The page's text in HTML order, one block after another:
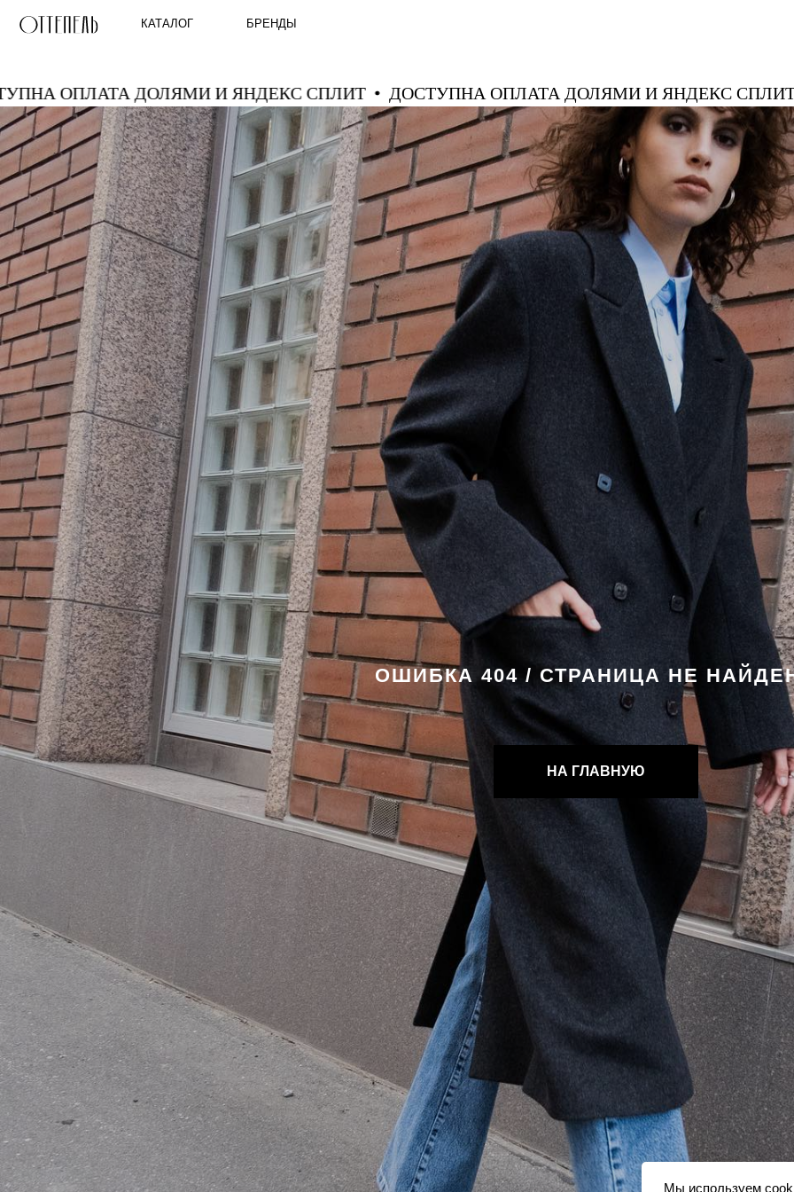
КАТАЛОГ БРЕНДЫ
ДОСТУПНА ОПЛАТА ДОЛЯМИ И ЯНДЕКС СПЛИТ ДОСТУПНА ОПЛАТА ДОЛЯМИ И ЯНДЕКС
ОШИБКА 404 / СТРАНИЦА НЕ
НА ГЛАВНУЮ
Мы используем
КОМФОРТНЫЙ ШОППИНГ ДОСТУПЕН КАЖДОМУ!
Здесь вы можете подписаться на рассылку от концепт стор Оттепель, чтобы
первыми узнавать о новых поступлениях, акциях и специальных предложениях
для наших клиентов.